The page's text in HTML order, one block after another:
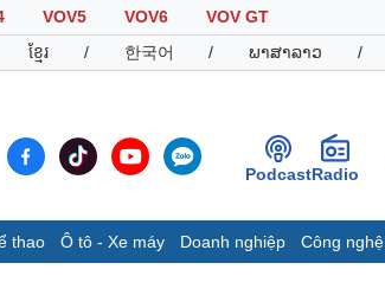
VOV5 VOV6
VOV GT
ខ្មែរ / 한국어 / ພາສາລາວ /
PodcastRadio
thao Ô tô - Xe máy Doanh nghiệp Công nghệ